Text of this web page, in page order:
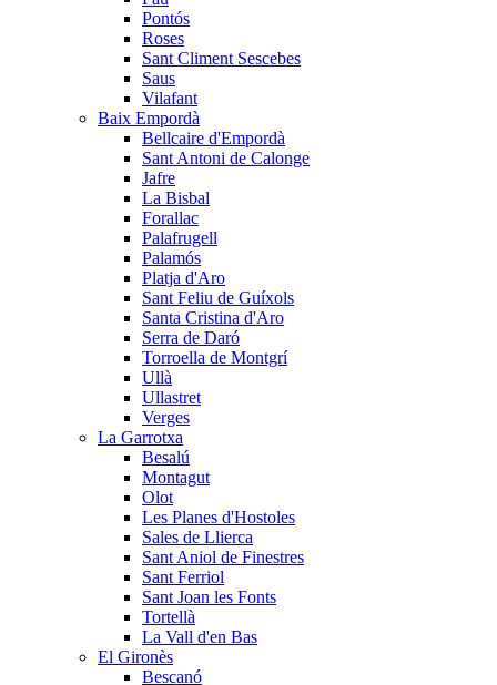
Pontós
Roses
Sant Climent Sescebes
Saus
Vilafant
Baix Empordà
Bellcaire d'Empordà
Sant Antoni de Calonge
Jafre
La Bisbal
Forallac
Palafrugell
Palamós
Platja d'Aro
Sant Feliu de Guíxols
Santa Cristina d'Aro
Serra de Daró
Torroella de Montgrí
Ullà
Ullastret
Verges
La Garrotxa
Besalú
Montagut
Olot
Les Planes d'Hostoles
Sales de Llierca
Sant Aniol de Finestres
Sant Ferriol
Sant Joan les Fonts
Tortellà
La Vall d'en Bas
El Gironès
Bescanó